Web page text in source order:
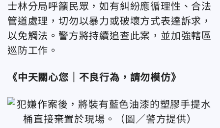
士林分局呼籲民眾，如有糾紛應循理性、合法
管道處理，切勿以暴力或破壞方式表達訴求，
以免觸法。警方將持續追查此案，並加強轄區
巡防工作。
《中天關心您｜不良行為，請勿模仿》